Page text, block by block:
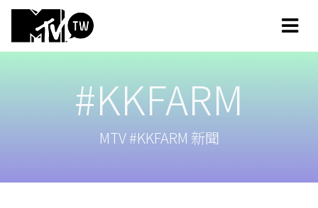
#KKFARM
MTV #KKFARM 新聞